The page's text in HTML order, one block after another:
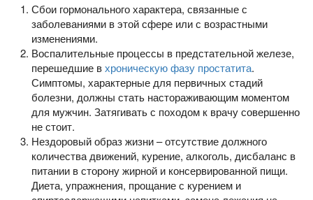
Сбои гормонального характера, связанные с
заболеваниями в этой сфере или с возрастными
изменениями.
Воспалительные процессы в предстательной железе,
перешедшие вхроническую фазу простатита.
Симптомы, характерные для первичных стадий
болезни, должны стать настораживающим моментом
для мужчин. Затягивать с походом к врачу совершенно
не стоит.
Нездоровый образ жизни – отсутствие должного
количества движений, курение, алкоголь, дисбаланс в
питании в сторону жирной и консервированной пищи.
Диета, упражнения, прощание с курением и